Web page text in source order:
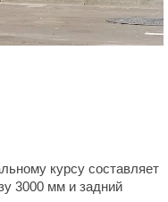
курсу составляет
3000 мм и задний